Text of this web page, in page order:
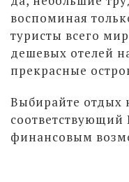
воспоминая
туристы всего
дешевых отелей
прекрасные
Выбирайте отдых
соответствующий
финансовым